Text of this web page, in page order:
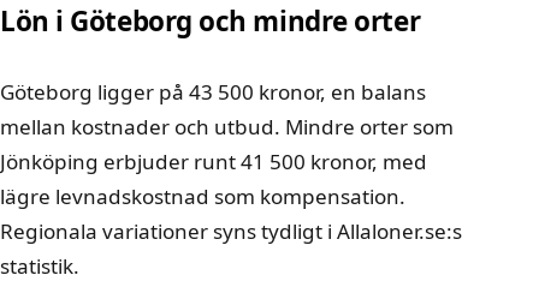
Lön i Göteborg och mindre orter
Göteborg ligger på 43 500 kronor, en balans
mellan kostnader och utbud. Mindre orter som
Jönköping erbjuder runt 41 500 kronor, med
lägre levnadskostnad som kompensation.
Regionala variationer syns tydligt i Allaloner.se:s
statistik.